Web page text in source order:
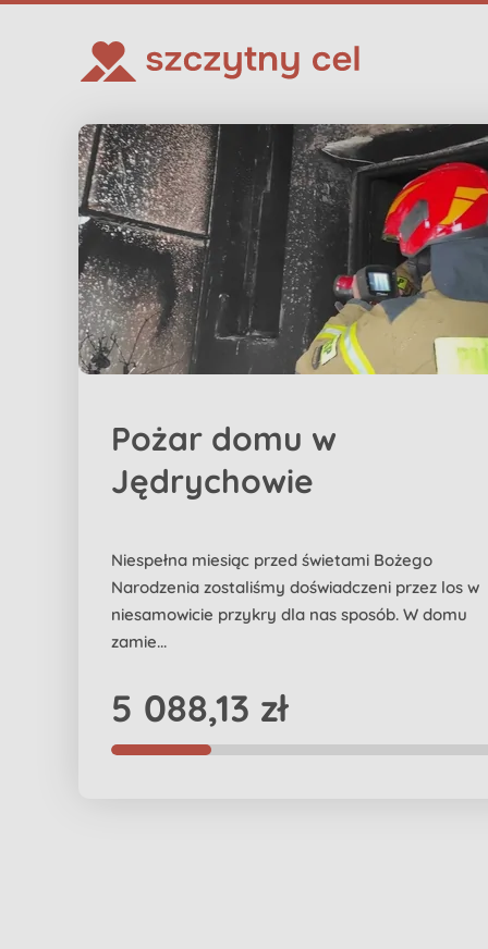
Pożar domu w
Jędrychowie
Niespełna miesiąc przed świetami Bożego
Narodzenia zostaliśmy doświadczeni przez los w
niesamowicie przykry dla nas sposób. W domu
zamie...
5 088,13 zł